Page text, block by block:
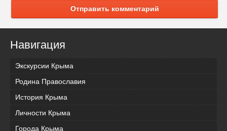
Отправить комментарий
Навигация
Экскурсии Крыма
Родина Православия
История Крыма
Личности Крыма
Города Крыма